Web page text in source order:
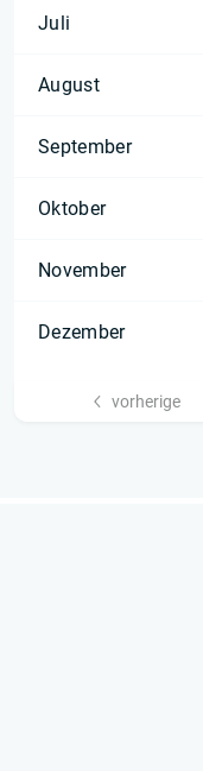
Juli
August
September
Oktober
November
Dezember
vorherige